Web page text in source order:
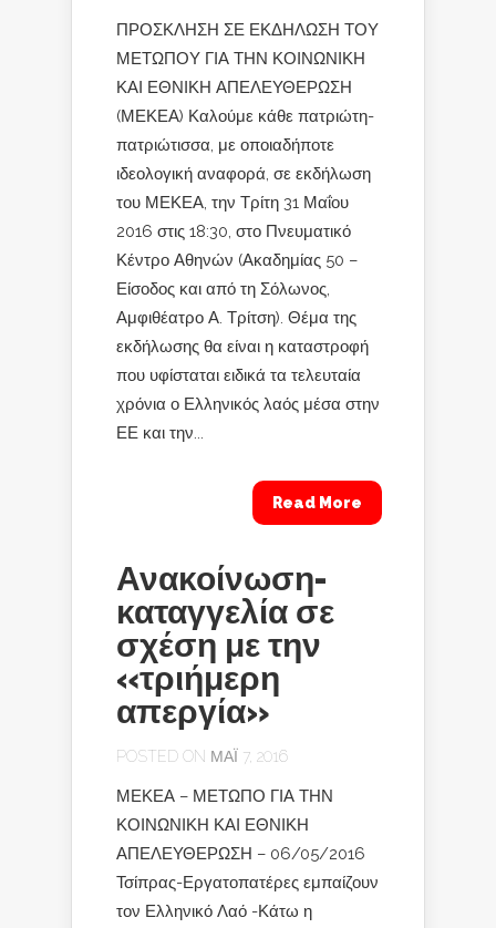
ΠΡΟΣΚΛΗΣΗ ΣΕ ΕΚΔΗΛΩΣΗ ΤΟΥ
ΜΕΤΩΠΟΥ ΓΙΑ ΤΗΝ ΚΟΙΝΩΝΙΚΗ
ΚΑΙ ΕΘΝΙΚΗ ΑΠΕΛΕΥΘΕΡΩΣΗ
(ΜΕΚΕΑ) Καλούμε κάθε πατριώτη-
πατριώτισσα, με οποιαδήποτε
ιδεολογική αναφορά, σε εκδήλωση
του ΜΕΚΕΑ, την Τρίτη 31 Μαΐου
2016 στις 18:30, στο Πνευματικό
Κέντρο Αθηνών (Ακαδημίας 50 –
Είσοδος και από τη Σόλωνος,
Αμφιθέατρο Α. Τρίτση). Θέμα της
εκδήλωσης θα είναι η καταστροφή
που υφίσταται ειδικά τα τελευταία
χρόνια ο Ελληνικός λαός μέσα στην
ΕΕ και την...
Read More
Ανακοίνωση-
καταγγελία σε
σχέση με την
«τριήμερη
απεργία»
POSTED ON ΜΆΙ 7, 2016
ΜΕΚΕΑ – ΜΕΤΩΠΟ ΓΙΑ ΤΗΝ
ΚΟΙΝΩΝΙΚΗ ΚΑΙ ΕΘΝΙΚΗ
ΑΠΕΛΕΥΘΕΡΩΣΗ – 06/05/2016
Τσίπρας-Εργατοπατέρες εμπαίζουν
τον Ελληνικό Λαό -Κάτω η